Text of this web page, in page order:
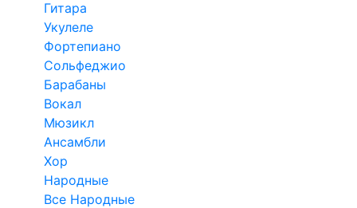
Гитара
Укулеле
Фортепиано
Сольфеджио
Барабаны
Вокал
Мюзикл
Ансамбли
Хор
Народные
Все Народные